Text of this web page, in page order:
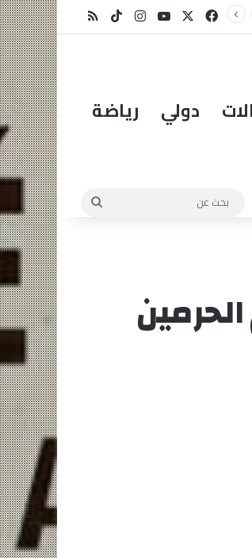
فيسبوكيوتيوبانستقرام
‫TikTokملخص الموقع RSS
دولي رياضة
بحث